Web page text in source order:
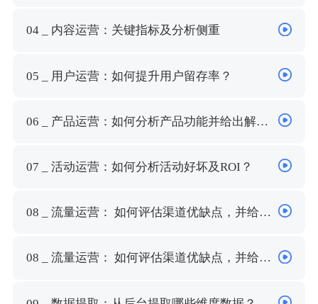
04 _ 内容运营：关键指标及分析侧重
05 _ 用户运营：如何提升用户留存率？
06 _ 产品运营：如何分析产品功能并给出解决
07 _ 活动运营：如何分析活动好坏及ROI？
08 _ 流量运营： 如何评估渠道优缺点，并给出
08 _ 流量运营： 如何评估渠道优缺点，并给出